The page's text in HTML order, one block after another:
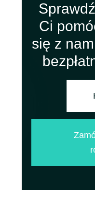
Ci
się z